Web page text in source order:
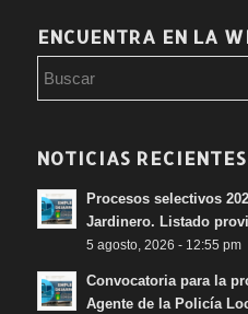
ENCUENTRA EN LA
NOTICIAS RECIENTES
Procesos selectivos
Jardinero. Listado
5 agosto, 2026 - 12:55 pm
Convocatoria para la
Agente de la Policía